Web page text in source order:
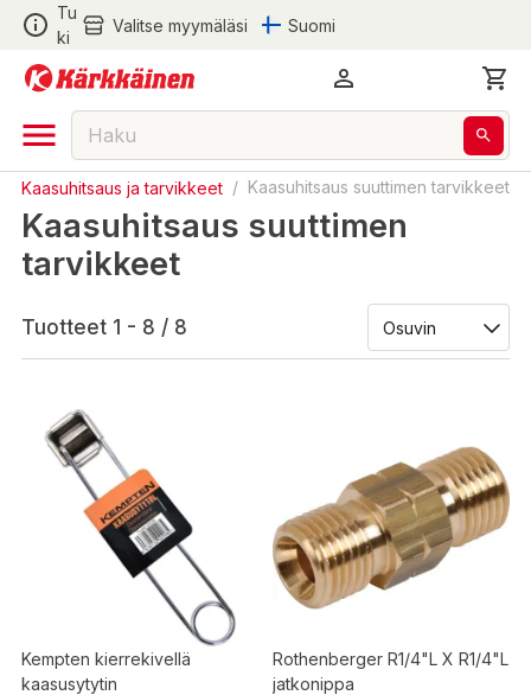
Tu
ki
Valitse myymäläsi Suomi
Kaasuhitsaus ja tarvikkeet / Kaasuhitsaus suuttimen tarvikkeet
Kaasuhitsaus suuttimen
tarvikkeet
Tuotteet 1 - 8 / 8
Kempten kierrekivellä
kaasusytytin
Rothenberger R1/4"L X R1/4"L
jatkonippa